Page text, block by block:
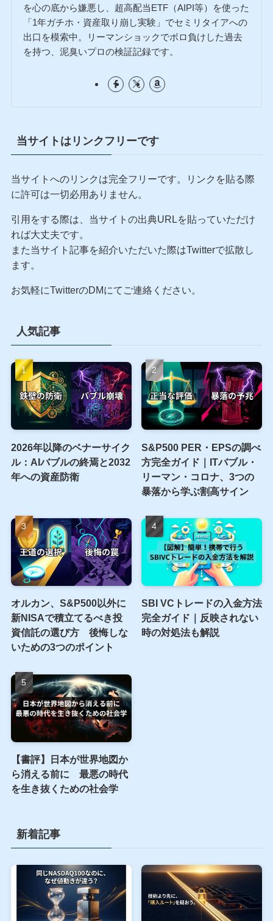
を心の底から嫌悪し、超高配当ETF（AIPI等）を使った
「1年ガチホ・資産取り崩し実験」でセミリタイアへの
出口を模索中。リーマンショックでボロ負けした過去
を持つ、泥臭いプロの検証記録です。
当サイトはリンクフリーです
当サイトへのリンクは完全フリーです。リンクを貼る際
に許可は一切必用ありません。
引用をする際は、当サイトの出典URLを貼っていただけ
れば大丈夫です。
また当サイト記事を紹介いただいた際はTwitterで拡散し
ます。
お気軽にTwitterのDMにてご連絡ください。
人気記事
2026年以降のベナーサイク
ル：AIバブルの終焉と2032
年への資産防衛
S&P500 PER・EPSの調べ
方完全ガイド｜ITバブル・
リーマン・コロナ、3つの
暴落から学ぶ割高サイン
オルカン、S&P500以外に
新NISAで積立てるべき投
資信託の選び方 後悔しな
いための3つのポイント
SBI VCトレードの入金方法
完全ガイド｜反映されない
時の対処法も解説
【書評】日本が世界地図か
ら消える前に 最悪の時代
を生き抜くための社会学
新着記事